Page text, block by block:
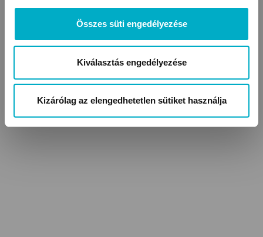
Összes süti engedélyezése
Kiválasztás engedélyezése
Kizárólag az elengedhetetlen sütiket használja